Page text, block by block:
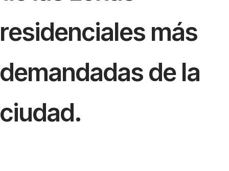
residenciales más
demandadas de la
ciudad.